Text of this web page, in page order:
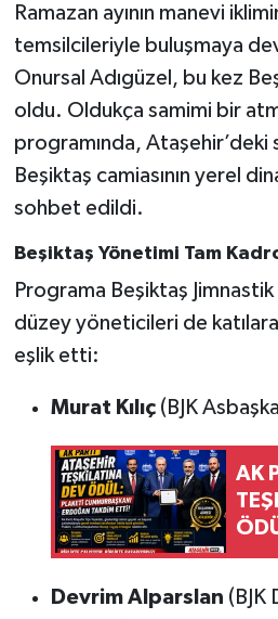
Ramazan ayının manevi
temsilcileriyle buluşmaya
Onursal Adıgüzel, bu kez
oldu. Oldukça samimi bir
programında,
Beşiktaş camiasının yerel
sohbet edildi.
Beşiktaş Yönetimi Tam
Programa Beşiktaş Jimnastik
düzey yöneticileri de
eşlik etti:
Murat Kılıç(BJK
AK
Devrim Alparslan (BJK